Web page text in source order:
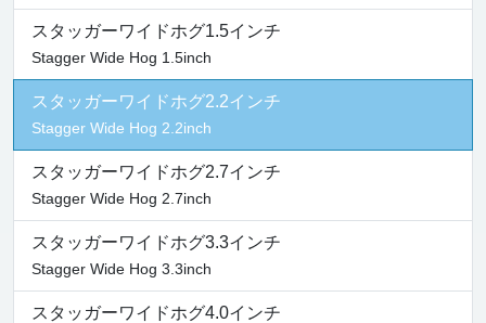
スタッガーワイドホグ1.5インチ
Stagger Wide Hog 1.5inch
スタッガーワイドホグ2.2インチ
Stagger Wide Hog 2.2inch
スタッガーワイドホグ2.7インチ
Stagger Wide Hog 2.7inch
スタッガーワイドホグ3.3インチ
Stagger Wide Hog 3.3inch
スタッガーワイドホグ4.0インチ